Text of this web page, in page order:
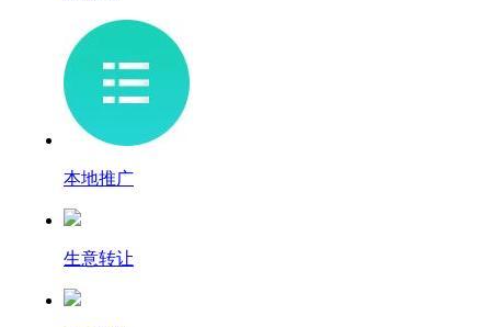
本地推广
生意转让